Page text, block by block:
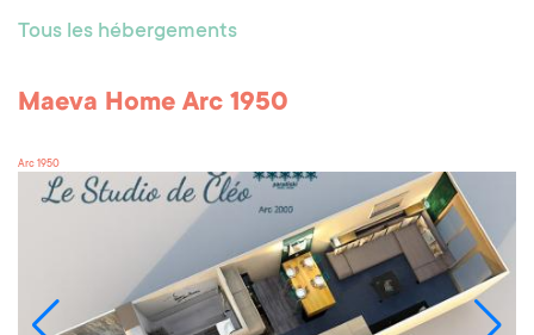
Tous les hébergements
Maeva Home Arc 1950
Arc 1950